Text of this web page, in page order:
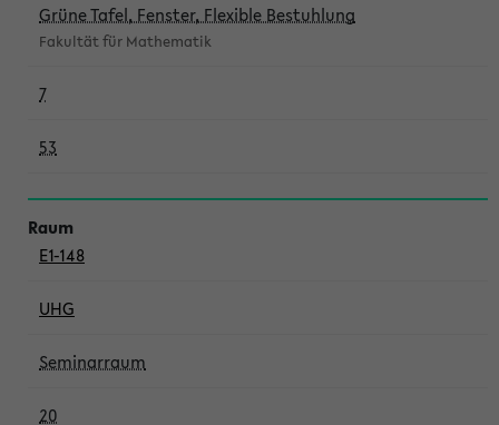
Grüne Tafel, Fenster, Flexible Bestuhlung
Fakultät für Mathematik
7
53
E1-148
UHG
Seminarraum
20